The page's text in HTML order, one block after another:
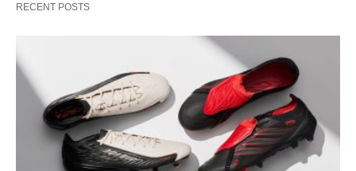
RECENT POSTS